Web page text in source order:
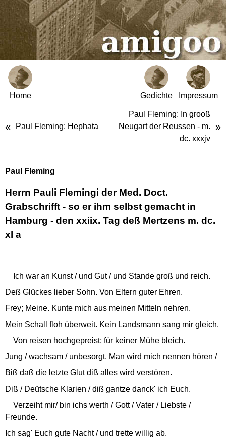
Home Gedichte Impressum
« Paul Fleming: Hephata
Paul Fleming: In grooß
Neugart der Reussen - m.
dc. xxxjv
»
Paul Fleming
Herrn Pauli Flemingi der Med. Doct.
Grabschrifft - so er ihm selbst gemacht in
Hamburg - den xxiix. Tag deß Mertzens m. dc.
xl a
Ich war an Kunst / und Gut / und Stande groß und reich.
Deß Glückes lieber Sohn. Von Eltern guter Ehren.
Frey; Meine. Kunte mich aus meinen Mitteln nehren.
Mein Schall floh überweit. Kein Landsmann sang mir gleich.
Von reisen hochgepreist; für keiner Mühe bleich.
Jung / wachsam / unbesorgt. Man wird mich nennen hören /
Biß daß die letzte Glut diß alles wird verstören.
Diß / Deütsche Klarien / diß gantze danck' ich Euch.
Verzeiht mir/ bin ichs werth / Gott / Vater / Liebste /
Freunde.
Ich sag' Euch gute Nacht / und trette willig ab.